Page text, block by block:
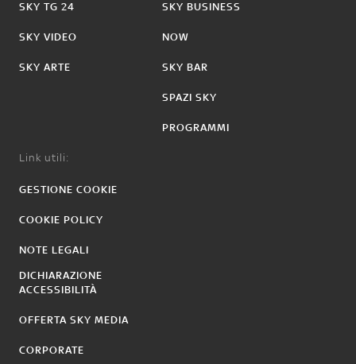
SKY TG 24
SKY VIDEO
SKY ARTE
SKY BUSINESS
NOW
SKY BAR
SPAZI SKY
PROGRAMMI
Link utili:
GESTIONE COOKIE
COOKIE POLICY
NOTE LEGALI
DICHIARAZIONE
ACCESSIBILITÀ
OFFERTA SKY MEDIA
CORPORATE